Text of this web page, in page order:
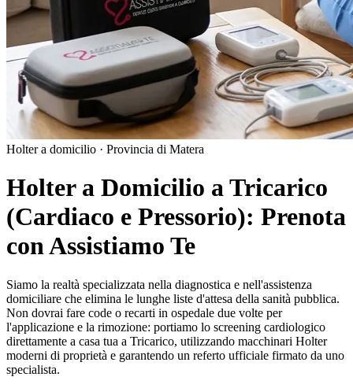
Holter a domicilio · Provincia di Matera
Holter a Domicilio aTricarico
(Cardiaco e Pressorio): Prenota
con Assistiamo Te
Siamo la realtà specializzata nella diagnostica e nell'assistenza
domiciliare che elimina le lunghe liste d'attesa della sanità pubblica.
Non dovrai fare code o recarti in ospedale due volte per
l'applicazione e la rimozione: portiamo lo screening cardiologico
direttamente a casa tua a Tricarico, utilizzando macchinari Holter
moderni di proprietà e garantendo un referto ufficiale firmato da uno
specialista.